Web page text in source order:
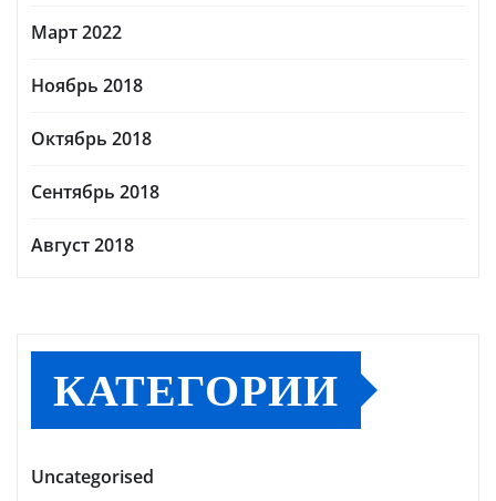
Март 2022
Ноябрь 2018
Октябрь 2018
Сентябрь 2018
Август 2018
КАТЕГОРИИ
Uncategorised